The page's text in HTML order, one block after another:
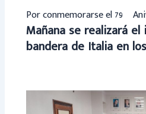
Por conmemorarse el 79º
Mañana se realizará
bandera de Italia en